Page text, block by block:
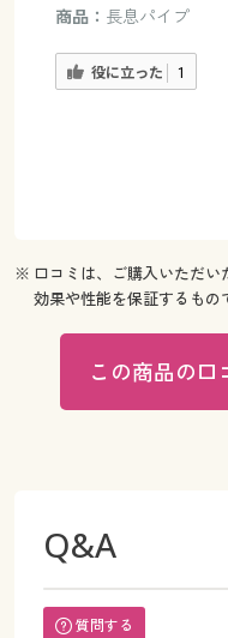
商品： 長息パイプ
役に立った 1
※ 口コミは、ご購入いただい
効果や性能を保証するもの
この商品の口
Q&A
質問する